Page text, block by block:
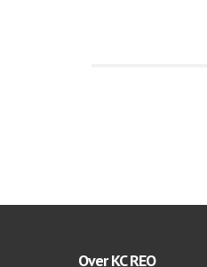
Over KC REO